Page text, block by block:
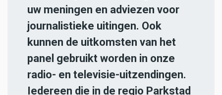
uw meningen en adviezen voor
journalistieke uitingen. Ook
kunnen de uitkomsten van het
panel gebruikt worden in onze
radio- en televisie-uitzendingen.
Iedereen die in de regio Parkstad